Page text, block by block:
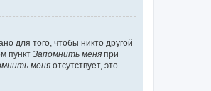
для того, чтобы никто другой
пункт Запомнить меня при
меня отсутствует, это